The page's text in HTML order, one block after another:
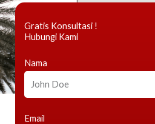
Gratis Konsultasi !
Hubungi Kami
Nama
Email